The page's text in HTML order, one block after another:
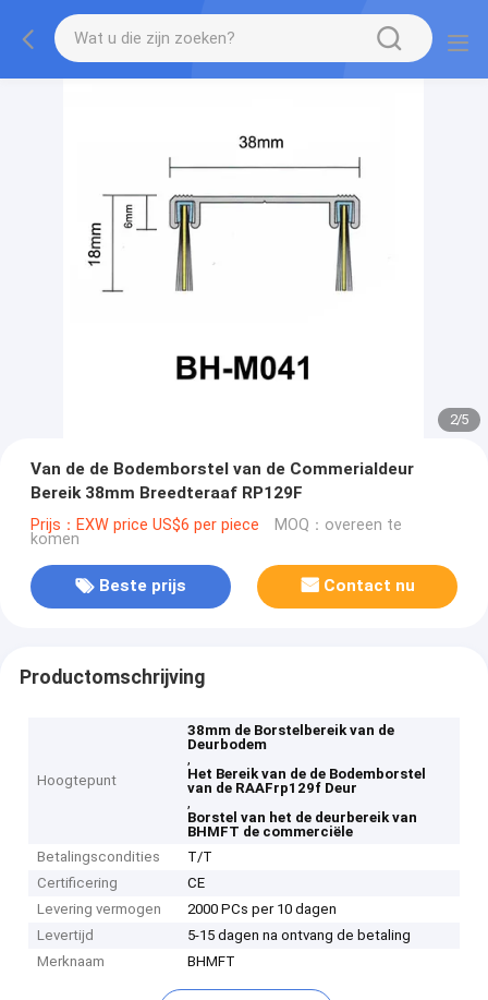
2/5
Van de de Bodemborstel van de Commerialdeur
Bereik 38mm Breedteraaf RP129F
Prijs：EXW price US$6 per piece MOQ：overeen te
komen
Beste prijs Contact nu
Productomschrijving
Hoogtepunt
38mm de Borstelbereik van de
Deurbodem
,
Het Bereik van de de Bodemborstel
van de RAAFrp129f Deur
,
Borstel van het de deurbereik van
BHMFT de commerciële
Betalingscondities
T/T
Certificering
CE
Levering vermogen
2000 PCs per 10 dagen
Levertijd
5-15 dagen na ontvang de betaling
Merknaam
BHMFT